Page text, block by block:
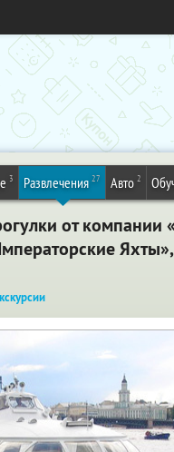
3 Развлечения 27 Авто 2
от